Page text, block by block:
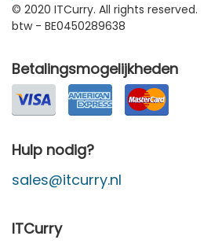
© 2020 ITCurry. All rights reserved.
btw - BE0450289638
Betalingsmogelijkheden
Hulp nodig?
sales@itcurry.nl
ITCurry